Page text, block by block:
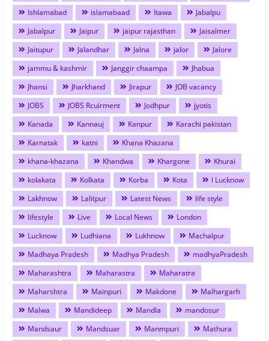
Ishlamabad
islamabaad Itawa
Jabalpu
Jabalpur
Jaipur jaipur rajasthan
Jaisalmer
Jaitupur
Jalandhar Jalna jalor
Jalore
jammu & kashmir
Janggir chaampa
Jhabua
Jhansi
Jharkhand Jirapur
JOB vacancy
JOBS
JOBS Rcuirment Jodhpur
jyotis
Kanada
Kannauj Kanpur
Karachi pakistan
Karnatak
katni
Khana Khazana
khana-khazana
Khandwa Khargone
Khurai
kolakata
Kolkata Korba Kota
l Lucknow
Lakhnow
Lalitpur Latest News
life style
lifestyle
Live Local News
London
Lucknow
Ludhiana Lukhnow
Machalpur
Madhaya Pradesh
Madhya Pradesh
madhyaPradesh
Maharashtra
Maharastra
Maharatra
Maharshtra
Mainpuri Makdone
Malhargarh
Malwa
Mandideep Mandla
mandosur
Mandsaur
Mandsuar Manmpuri
Mathura